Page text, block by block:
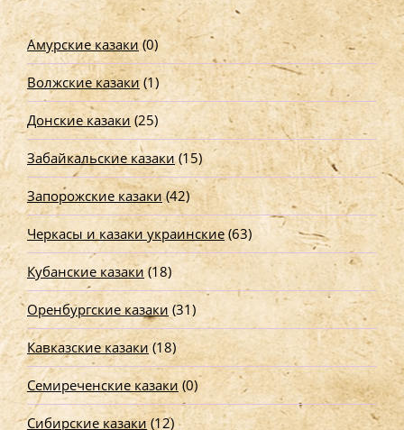
:
Амурские казаки(0)
Волжские казаки(1)
Донские казаки(25)
Забайкальские казаки(15)
Запорожские казаки(42)
Черкасы и казаки украинские(63)
Кубанские казаки(18)
Оренбургские казаки (31)
Кавказские казаки(18)
Семиреченские казаки (0)
Сибирские казаки (12)